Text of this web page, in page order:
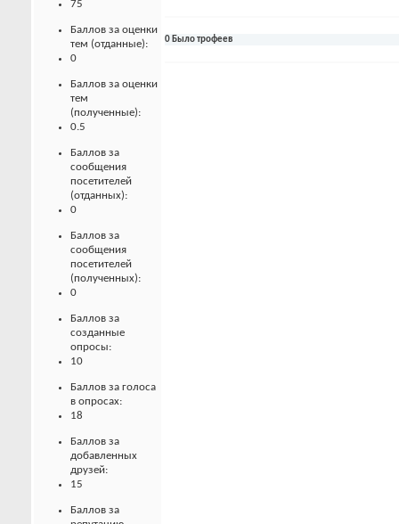
75
Баллов за оценки
тем (отданные):
0
Баллов за оценки
тем
(полученные):
0.5
Баллов за
сообщения
посетителей
(отданных):
0
Баллов за
сообщения
посетителей
(полученных):
0
Баллов за
созданные
опросы:
10
Баллов за голоса
в опросах:
18
Баллов за
добавленных
друзей:
15
Баллов за
0 Было трофеев